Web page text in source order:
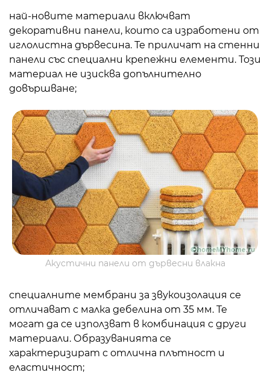
най-новите материали включват
декоративни панели, които са изработени от
иглолистна дървесина. Те приличат на стенни
панели със специални крепежни елементи. Този
материал не изисква допълнително
довършване;
Акустични панели от дървесни влакна
специалните мембрани за звукоизолация се
отличават с малка дебелина от 35 мм. Те
могат да се използват в комбинация с други
материали. Образуванията се
характеризират с отлична плътност и
еластичност;